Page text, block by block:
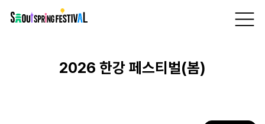
프로그램 > 한강공원 (이촌, 반포) >
2026 한강 페스티벌(봄)